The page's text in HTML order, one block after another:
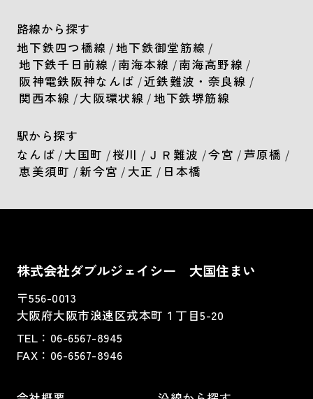
路線から探す
地下鉄四つ橋線 /地下鉄御堂筋線 /
地下鉄千日前線 /南海本線 /南海高野線 /
阪神電鉄阪神なんば /近鉄難波・奈良線 /
関西本線 /大阪環状線 /地下鉄堺筋線
駅から探す
なんば /大国町 /桜川 / ＪＲ難波 /今宮 / 芦原橋 /
恵美須町 /新今宮 / 大正 / 日本橋
株式会社ダブルジェイシー 大国住まい
〒556-0013
大阪府大阪市浪速区戎本町１丁目5-20
TEL： 06-6567-8945
FAX：06-6567-8946